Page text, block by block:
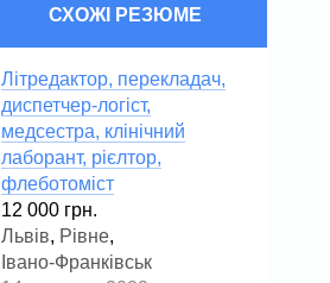
СХОЖІ РЕЗЮМЕ
Літредактор, перекладач,
диспетчер-логіст,
медсестра, клінічний
лаборант, рієлтор,
флеботоміст
12 000 грн.
Львів, Рівне,
Івано-Франківськ